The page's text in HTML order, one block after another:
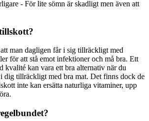
- För lite sömn är skadligt men även att
man dagligen får i sig tillräckligt med
för att stå emot infektioner och må bra. Ett
kvalité kan vara ett bra alternativ när du
dig tillräckligt med bra mat. Det finns dock de
inte kan ersätta naturliga vitaminer, upp